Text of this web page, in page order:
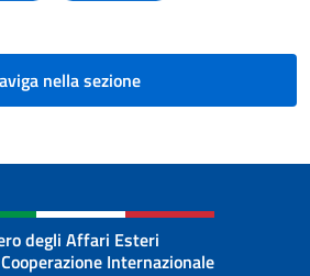
nella sezione
degli Affari Esteri
Internazionale